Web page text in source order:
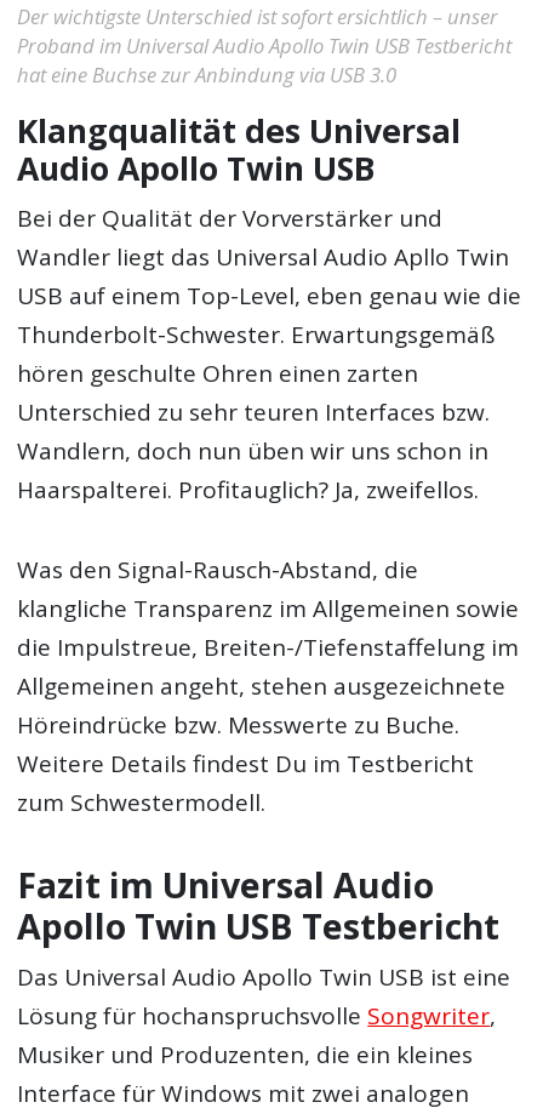
Der wichtigste Unterschied ist sofort ersichtlich – unser
Proband im Universal Audio Apollo Twin USB Testbericht
hat eine Buchse zur Anbindung via USB 3.0
Klangqualität des Universal
Audio Apollo Twin USB
Bei der Qualität der Vorverstärker und
Wandler liegt das Universal Audio Apllo Twin
USB auf einem Top-Level, eben genau wie die
Thunderbolt-Schwester. Erwartungsgemäß
hören geschulte Ohren einen zarten
Unterschied zu sehr teuren Interfaces bzw.
Wandlern, doch nun üben wir uns schon in
Haarspalterei. Profitauglich? Ja, zweifellos.
Was den Signal-Rausch-Abstand, die
klangliche Transparenz im Allgemeinen sowie
die Impulstreue, Breiten-/Tiefenstaffelung im
Allgemeinen angeht, stehen ausgezeichnete
Höreindrücke bzw. Messwerte zu Buche.
Weitere Details findest Du im Testbericht
zum Schwestermodell.
Fazit im Universal Audio
Apollo Twin USB Testbericht
Das Universal Audio Apollo Twin USB ist eine
Lösung für hochanspruchsvolle Songwriter,
Musiker und Produzenten, die ein kleines
Interface für Windows mit zwei analogen